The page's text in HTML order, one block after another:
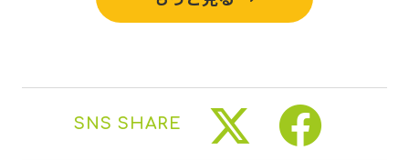
SNS SHARE